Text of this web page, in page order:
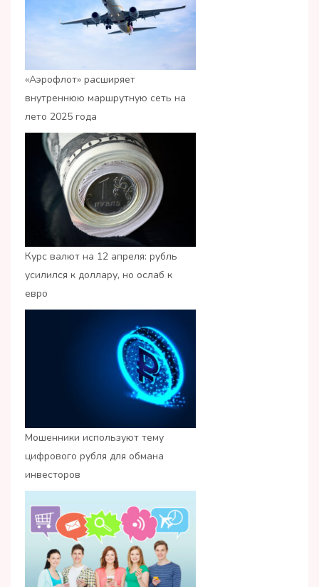
«Аэрофлот» расширяет
внутреннюю маршрутную сеть на
лето 2025 года
Курс валют на 12 апреля: рубль
усилился к доллару, но ослаб к
евро
Мошенники используют тему
цифрового рубля для обмана
инвесторов